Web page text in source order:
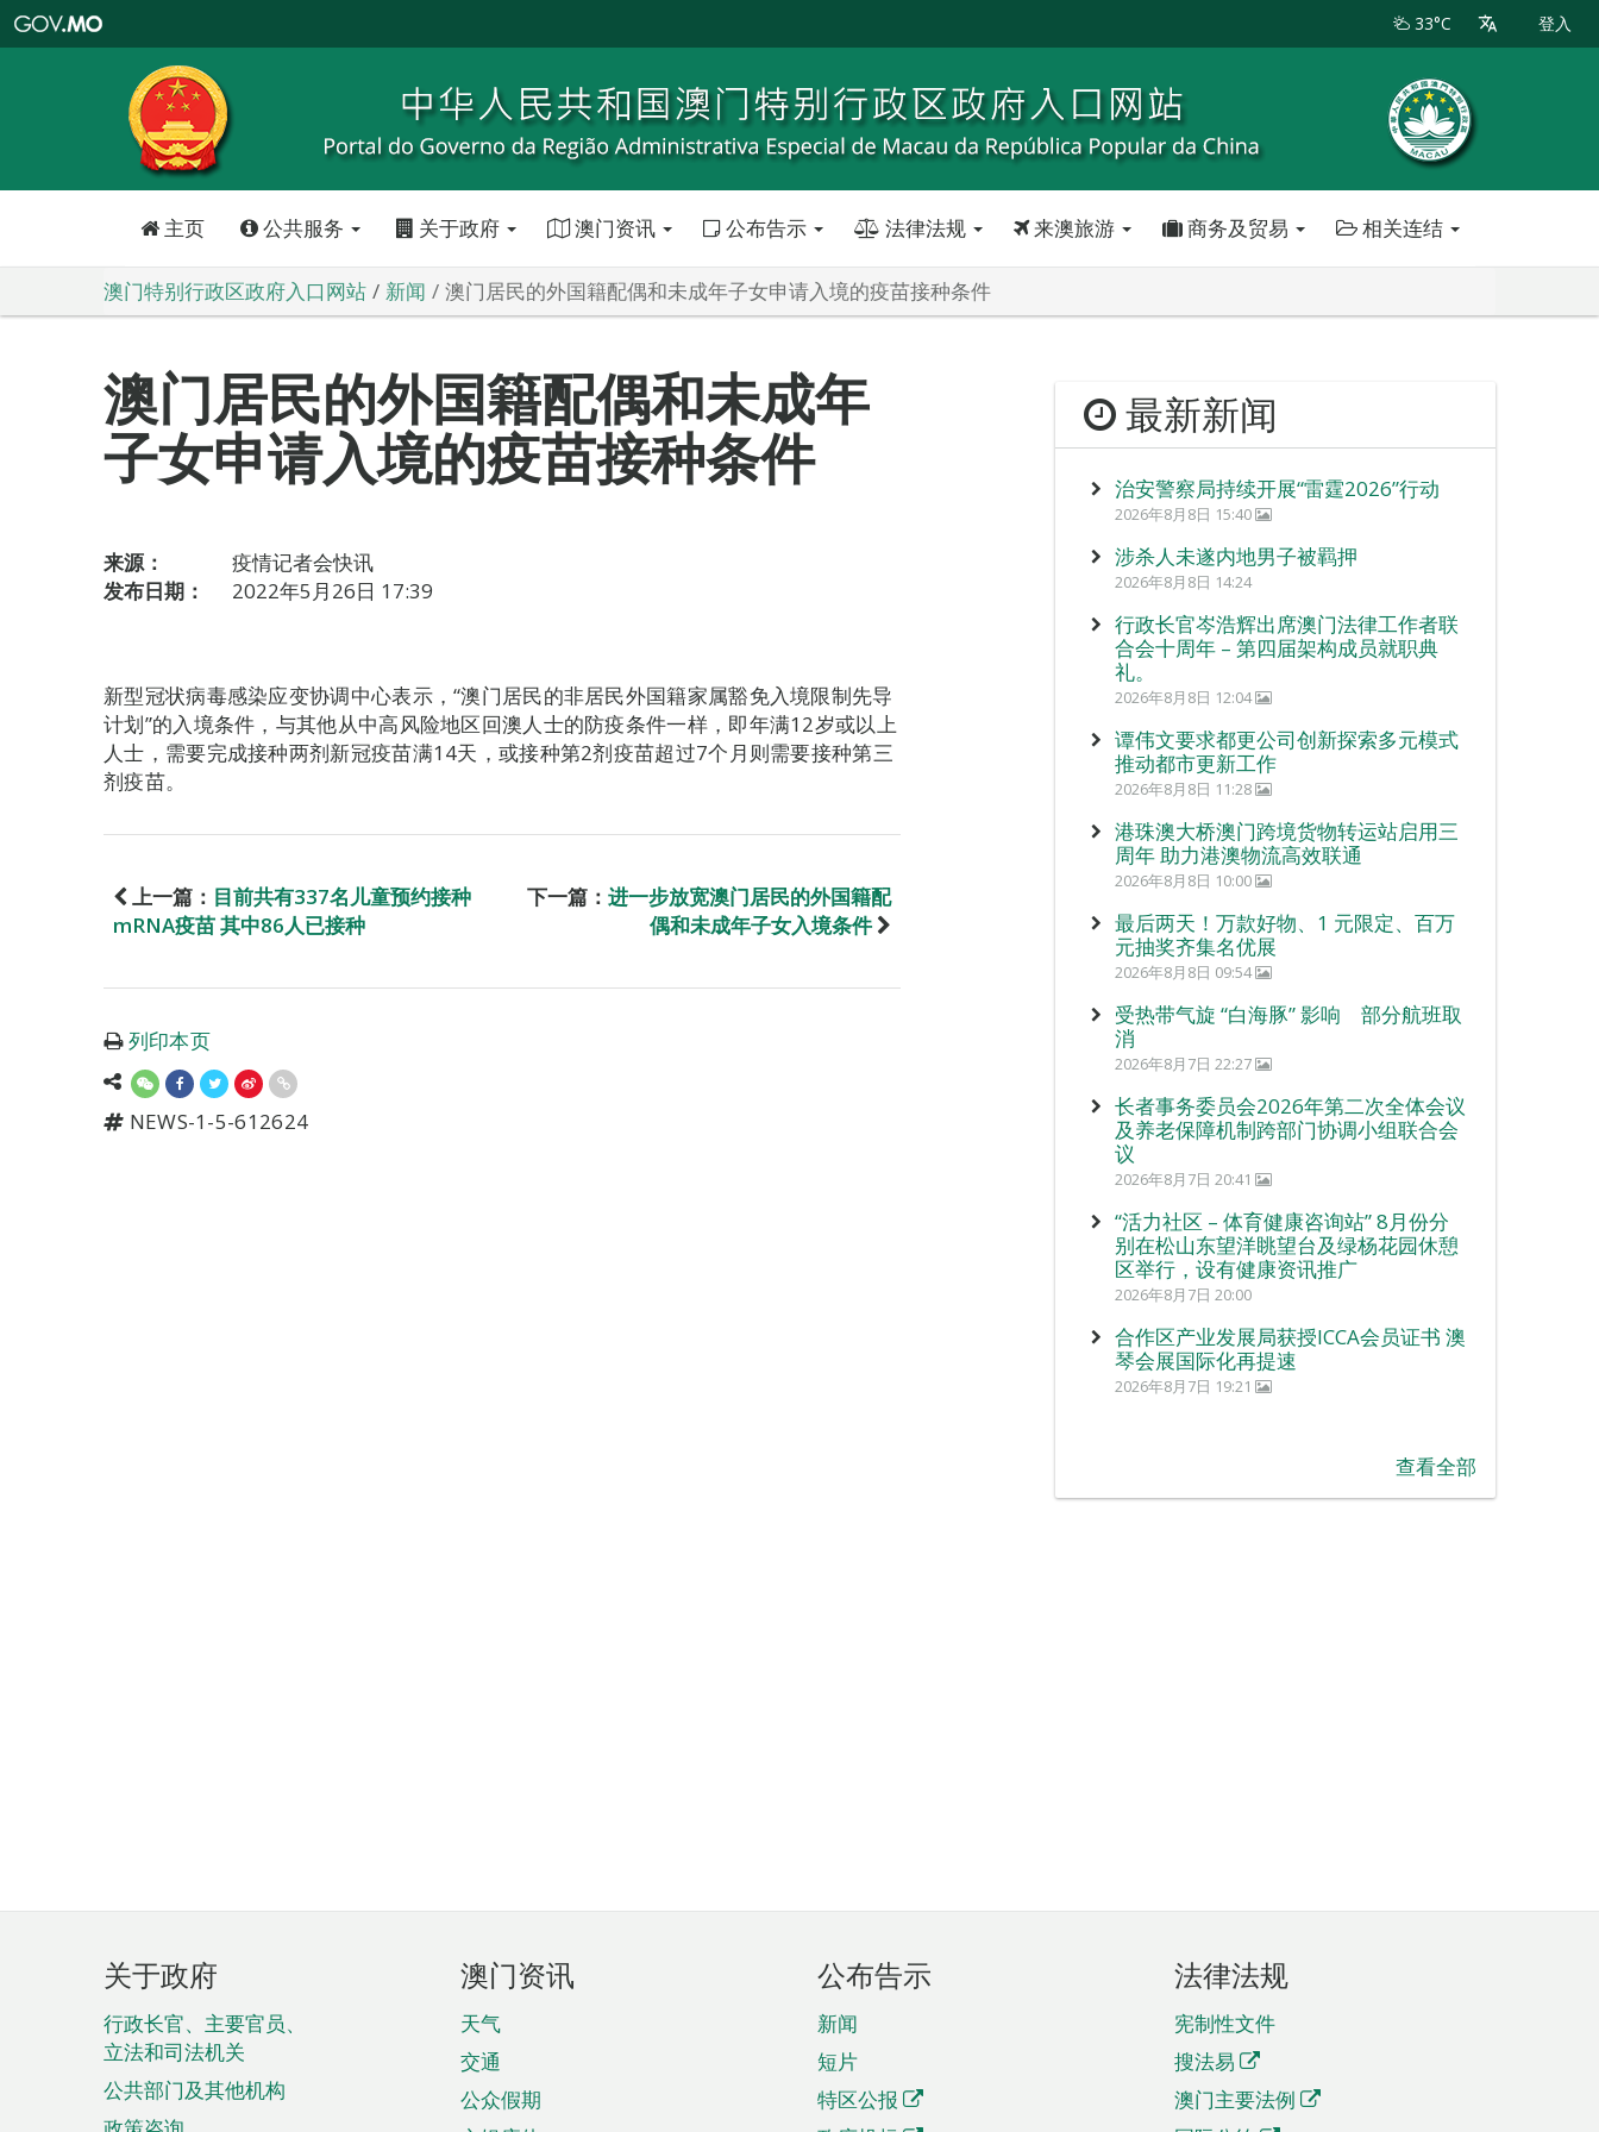
特
政
区
政
口
33°C 登入
主页 公共服务 关于政府 澳门资讯 公布告示 法律法规 来澳旅游 商务及贸易 相关连结
澳门特别行政区政府入口网站 新闻 澳门居民的外国籍配偶和未成年子女申请入境的疫苗接种条件
澳门居民的外国籍配偶和未成年
子女申请入境的疫苗接种条件
来源：
疫情记者会快讯
发布日期：
2022年5月26日 17:39
新型冠状病毒感染应变协调中心表示，“澳门居民的非居民外国籍家属豁免入境限制先导
计划”的入境条件，与其他从中高风险地区回澳人士的防疫条件一样，即年满12岁或以上
人士，需要完成接种两剂新冠疫苗满14天，或接种第2剂疫苗超过7个月则需要接种第三
剂疫苗。
上一篇： 目前共有337名儿童预约接种
mRNA疫苗 其中86人已接种
下一篇： 进一步放宽澳门居民的外国籍配
偶和未成年子女入境条件
列印本页
NEWS-1-5-612624
最新新闻
治安警察局持续开展“雷霆2026”行动
2026年8月8日 15:40
涉杀人未遂内地男子被羁押
2026年8月8日 14:24
行政长官岑浩辉出席澳门法律工作者联
合会十周年 – 第四届架构成员就职典
礼。
2026年8月8日 12:04
谭伟文要求都更公司创新探索多元模式
推动都市更新工作
2026年8月8日 11:28
港珠澳大桥澳门跨境货物转运站启用三
周年 助力港澳物流高效联通
2026年8月8日 10:00
最后两天！万款好物、1 元限定、百万
元抽奖齐集名优展
2026年8月8日 09:54
受热带气旋 “白海豚” 影响 部分航班取
消
2026年8月7日 22:27
长者事务委员会2026年第二次全体会议
及养老保障机制跨部门协调小组联合会
议
2026年8月7日 20:41
“活力社区 – 体育健康咨询站” 8月份分
别在松山东望洋眺望台及绿杨花园休憩
区举行，设有健康资讯推广
2026年8月7日 20:00
合作区产业发展局获授ICCA会员证书 澳
琴会展国际化再提速
2026年8月7日 19:21
查看全部
页
脚
菜
单
关于政府
行政长官、主要官员、
立法和司法机关
公共部门及其他机构
澳门资讯
天气
交通
公众假期
公布告示
新闻
短片
特区公报
法律法规
宪制性文件
搜法易
澳门主要法例